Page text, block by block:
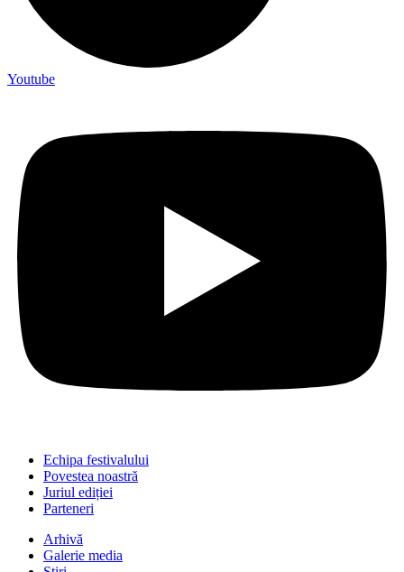
Youtube
Echipa festivalului
Povestea noastră
Juriul ediției
Parteneri
Arhivă
Galerie media